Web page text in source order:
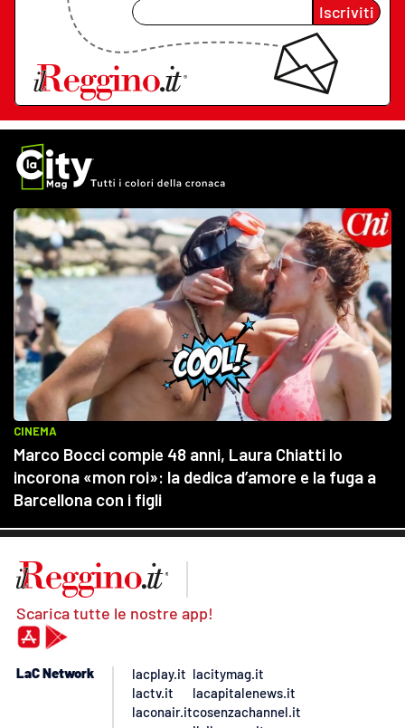
Iscriviti
Scarica tutte le nostre app!
LaC Network
lacplay.it
lactv.it
laconair.it
lacitymag.it
lacapitalenews.it
cosenzachannel.it